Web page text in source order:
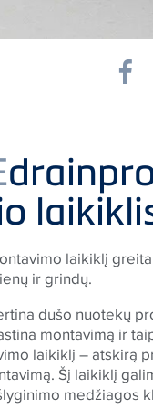
laikiklį
ir grindų.
dušo nuotekų
montavimą ir
laikiklį – atskirą
Šį laikiklį
medžiagos